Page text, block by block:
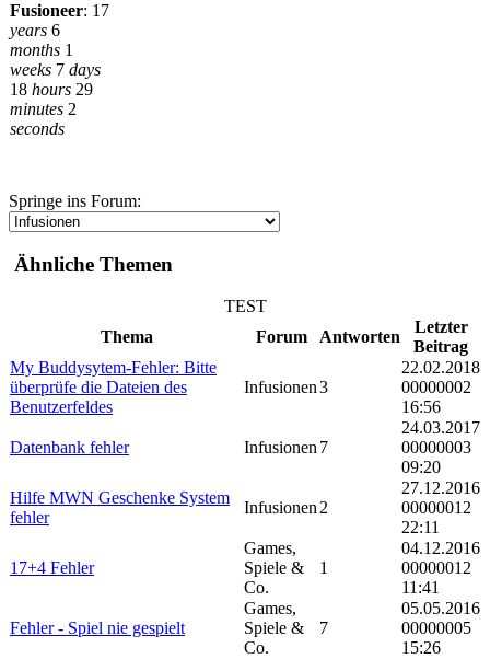
Fusioneer: 17
years 6
months 1
weeks 7 days
18 hours 29
minutes 2
seconds
Springe ins Forum:
Ähnliche Themen
TEST
Thema
Forum Antworten
Letzter
Beitrag
My Buddysytem-Fehler: Bitte
überprüfe die Dateien des
Benutzerfeldes
Infusionen3
22.02.2018
00000002
16:56
Datenbank fehler Infusionen7
24.03.2017
00000003
09:20
Hilfe MWN Geschenke System
fehler
Infusionen2
27.12.2016
00000012
22:11
17+4 Fehler
Games,
Spiele &
Co.
1
04.12.2016
00000012
11:41
Fehler - Spiel nie gespielt
Games,
Spiele &
Co.
7
05.05.2016
00000005
15:26